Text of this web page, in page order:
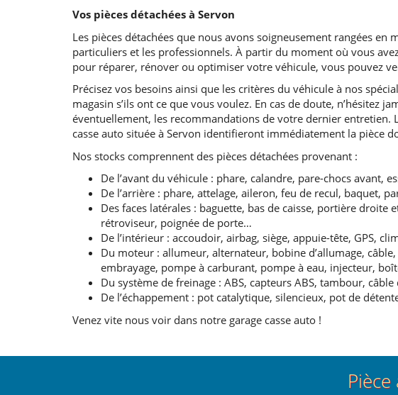
Vos pièces détachées à Servon
Les pièces détachées que nous avons soigneusement rangées en
particuliers et les professionnels. À partir du moment où vous
pour réparer, rénover ou optimiser votre véhicule, vous pouvez
Précisez vos besoins ainsi que les critères du véhicule à nos
magasin s’ils ont ce que vous voulez. En cas de doute, n’hésitez
éventuellement, les recommandations de votre dernier entretien.
casse auto située à Servon identifieront immédiatement la pièce
Nos stocks comprennent des pièces détachées provenant :
De l’avant du véhicule : phare, calandre, pare-chocs avant,
De l’arrière : phare, attelage, aileron, feu de recul, baquet,
Des faces latérales : baguette, bas de caisse, portière droite
rétroviseur, poignée de porte…
De l’intérieur : accoudoir, airbag, siège, appuie-tête, GPS,
Du moteur : allumeur, alternateur, bobine d’allumage,
embrayage, pompe à carburant, pompe à eau, injecteur,
Du système de freinage : ABS, capteurs ABS, tambour,
De l’échappement : pot catalytique, silencieux, pot de
Venez vite nous voir dans notre garage casse auto !